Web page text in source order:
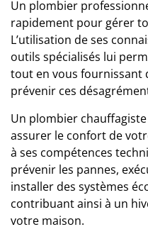
Un plombier
rapidement pour gérer
L’utilisation de ses
outils spécialisés lui
tout en vous fournissant
prévenir ces
Un plombier
assurer le confort de
à ses compétences
prévenir les pannes,
installer des systèmes
contribuant ainsi à un
votre maison.